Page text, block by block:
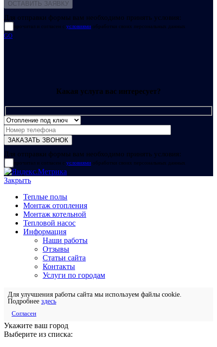
Для отправки формы вам необходимо принять условия:
прочитал и согласен с условиями обработки своих персональных данных
GO
Какая услуга вас интересует?
Для отправки формы вам необходимо принять условия:
прочитал и согласен с условиями обработки своих персональных данных
Закрыть
Теплые полы
Монтаж отопления
Монтаж котельной
Тепловой насос
Информация
Наши работы
Отзывы
Статьи сайта
Контакты
Услуги по городам
Для улучшения работы сайта мы используем файлы cookie.
Подробнее здесь
Согласен
Укажите ваш город
Выберите из списка: